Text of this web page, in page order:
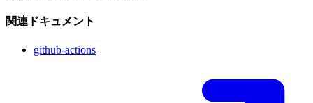
関連ドキュメント
github-actions